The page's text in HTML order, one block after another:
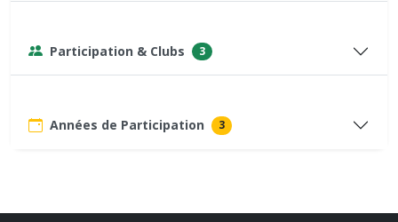
Participation & Clubs 3
Années de Participation 3